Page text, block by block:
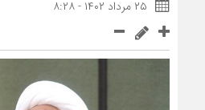
۲۵ مرداد ۱۴۰۲ - ۸:۲۸